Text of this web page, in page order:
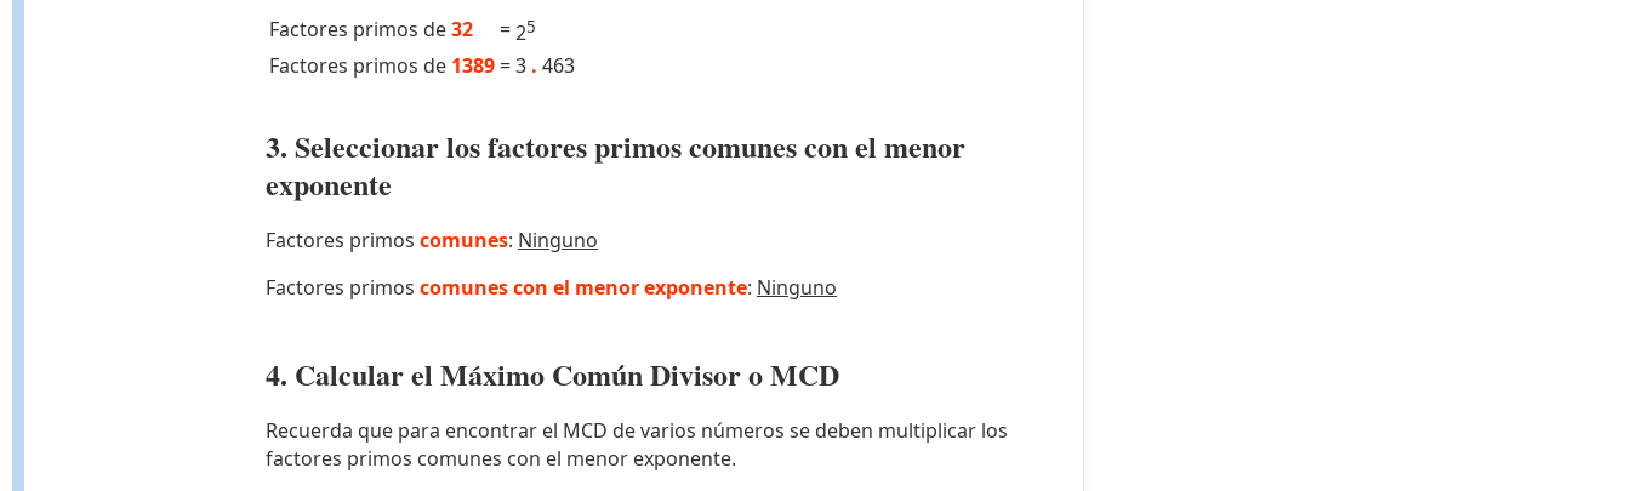
Factores primos de32 =25
Factores primos de 1389 =3 . 463
3. Seleccionar los factores primos comunes con el menor
exponente
Factores primos comunes: Ninguno
Factores primos comunes con el menor exponente: Ninguno
4. Calcular el Máximo Común Divisor o MCD
Recuerda que para encontrar el MCD de varios números se deben multiplicar los
factores primos comunes con el menor exponente.